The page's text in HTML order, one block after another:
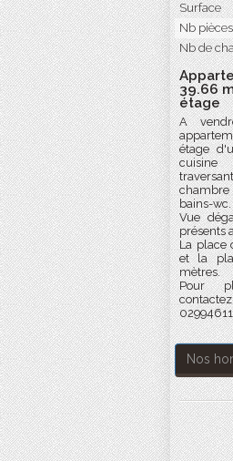
Surface
Nb pièces
Nb de
39.66
étage
A
étage
cuisine
bains-wc.
Vue
présents
La place
et la
mètres.
Pour
Nos